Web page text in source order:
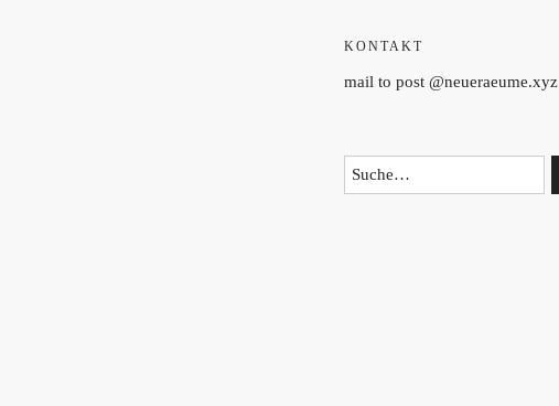
KONTAKT
mail to post @neueraeume.xyz